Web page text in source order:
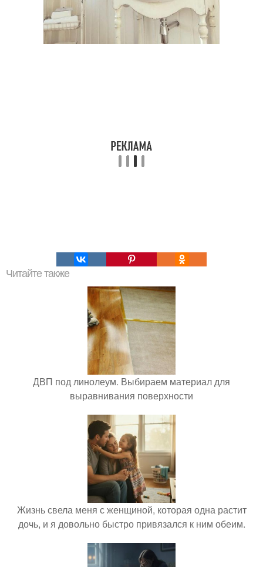
Читайте также
ДВП под линолеум. Выбираем материал для
выравнивания поверхности
Жизнь свела меня с женщиной, которая одна растит
дочь, и я довольно быстро привязался к ним обеим.